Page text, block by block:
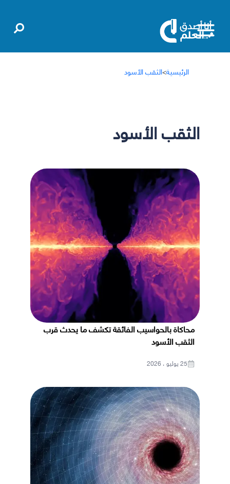
الرئيسية>الثقب الأسود
الثقب الأسود
محاكاة بالحواسيب الفائقة تكشف ما يحدث قرب
الثقب الأسود
25 يوليو ، 2026